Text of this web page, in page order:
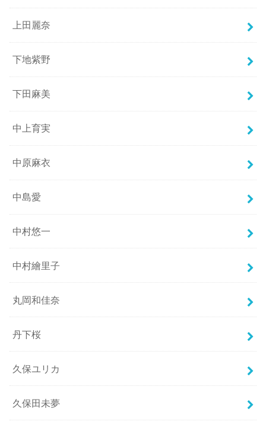
上田麗奈
下地紫野
下田麻美
中上育実
中原麻衣
中島愛
中村悠一
中村繪里子
丸岡和佳奈
丹下桜
久保ユリカ
久保田未夢